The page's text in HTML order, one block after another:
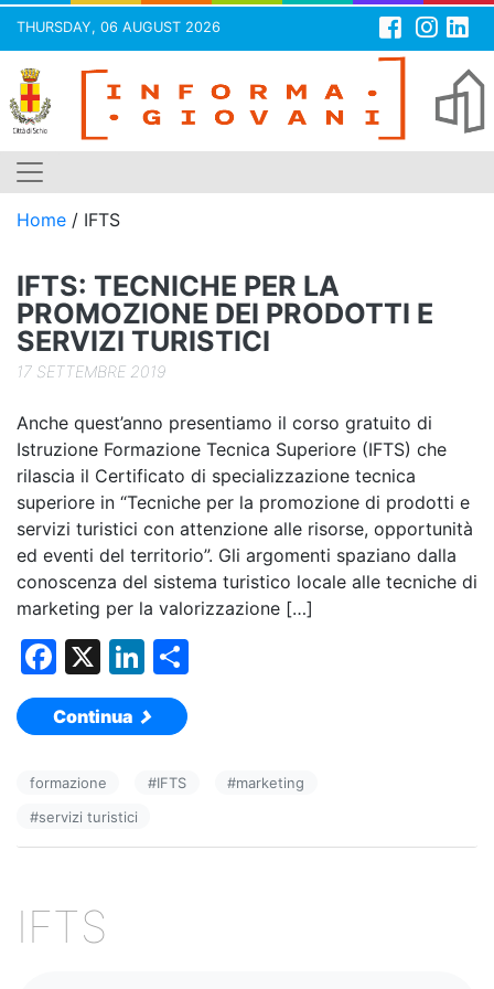
THURSDAY, 06 AUGUST 2026
Skip
content
Home / IFTS
IFTS: TECNICHE PER LA
PROMOZIONE DEI PRODOTTI E
SERVIZI TURISTICI
17 SETTEMBRE 2019
Anche quest’anno presentiamo il corso gratuito di
Istruzione Formazione Tecnica Superiore (IFTS) che
rilascia il Certificato di specializzazione tecnica
superiore in “Tecniche per la promozione di prodotti e
servizi turistici con attenzione alle risorse, opportunità
ed eventi del territorio”. Gli argomenti spaziano dalla
conoscenza del sistema turistico locale alle tecniche di
marketing per la valorizzazione […]
F
a
c
b
o
k
X
Li
n
k
dI
Continua
formazione #IFTS #marketing
#servizi turistici
IFTS